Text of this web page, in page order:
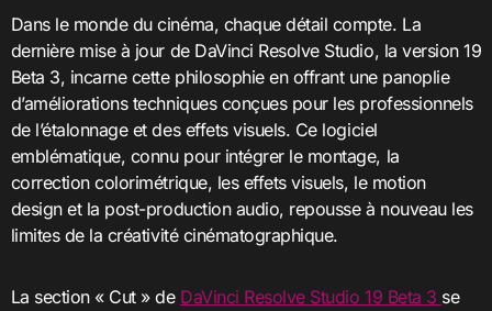
Dans le monde du cinéma, chaque détail compte. La
dernière mise à jour de DaVinci Resolve Studio, la version 19
Beta 3, incarne cette philosophie en offrant une panoplie
d’améliorations techniques conçues pour les professionnels
de l’étalonnage et des effets visuels. Ce logiciel
emblématique, connu pour intégrer le montage, la
correction colorimétrique, les effets visuels, le motion
design et la post-production audio, repousse à nouveau les
limites de la créativité cinématographique.
La section « Cut » de DaVinci Resolve Studio 19 Beta 3 se